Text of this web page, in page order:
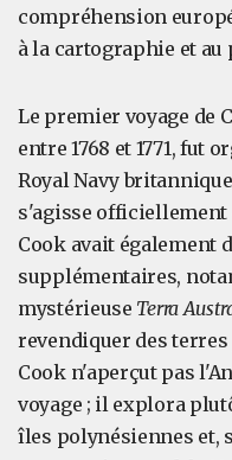
compréhension
à la cartographie et
Le premier voyage de
entre 1768 et 1771, fut
Royal Navy
s'agisse
Cook avait également
supplémentaires,
mystérieuse Terra
revendiquer des
Cook n'aperçut pas
voyage ; il explora
îles polynésiennes et,